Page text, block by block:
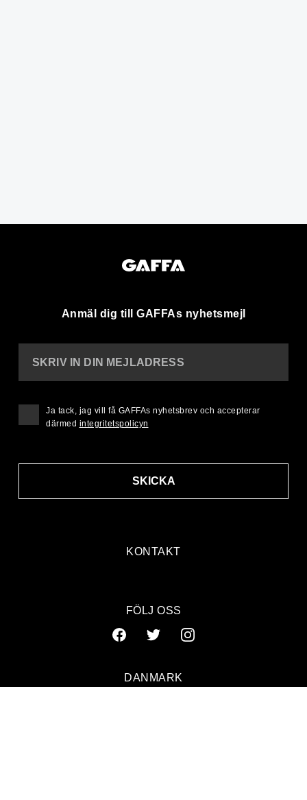
Anmäl dig till GAFFAs nyhetsmejl
KONTAKT
SKRIV IN DIN MEJLADRESS
SKICKA
Ja tack, jag vill få GAFFAs nyhetsbrev och accepterar
därmed integritetspolicyn
FÖLJ OSS
DANMARK